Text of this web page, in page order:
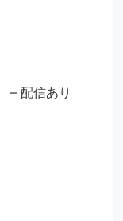
– 配信あり